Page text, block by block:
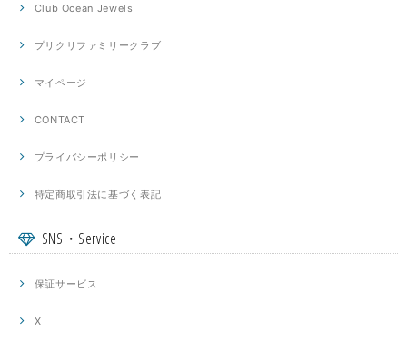
Club Ocean Jewels
プリクリファミリークラブ
マイページ
CONTACT
プライバシーポリシー
特定商取引法に基づく表記
SNS・Service
保証サービス
X